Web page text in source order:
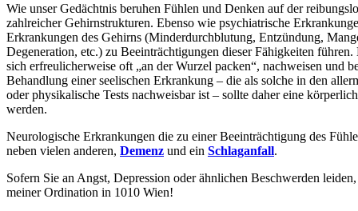
Wie unser Gedächtnis beruhen Fühlen und Denken auf der
zahlreicher Gehirnstrukturen. Ebenso wie psychiatrische
Erkrankungen des Gehirns (Minderdurchblutung, Entzündung,
Degeneration, etc.) zu Beeinträchtigungen dieser Fähigkeiten führen.
sich erfreulicherweise oft „an der Wurzel packen“, nachweisen und
Behandlung einer seelischen Erkrankung – die als solche in den
oder physikalische Tests nachweisbar ist – sollte daher eine
werden.
Neurologische Erkrankungen die zu einer Beeinträchtigung des
neben vielen anderen, Demenz und ein Schlaganfall.
Sofern Sie an Angst, Depression oder ähnlichen Beschwerden
meiner Ordination in 1010 Wien!